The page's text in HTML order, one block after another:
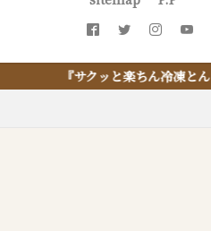
冷凍とんかつ』は、仕込まない